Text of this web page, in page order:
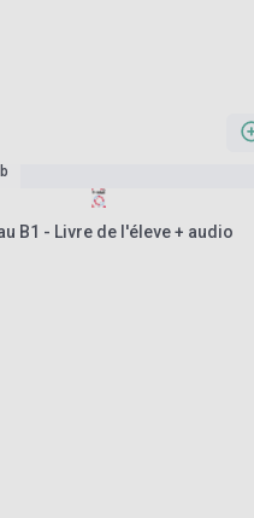
B1 - Livre de l'éleve + audio